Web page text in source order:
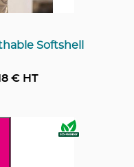
Softshell
€ HT